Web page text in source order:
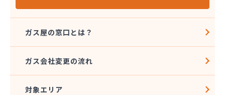
株式会社ヤマボシ渡辺商店
株式会社やまもとや商店
株式会社永沼
株式会社塩釜商会
株式会社岡部商店
ガス屋の窓口とは？
ガス会社変更の流れ
対象エリア